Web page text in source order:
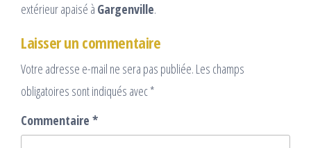
extérieur apaisé à Gargenville.
Laisser un commentaire
Votre adresse e-mail ne sera pas publiée. Les champs
obligatoires sont indiqués avec*
Commentaire *